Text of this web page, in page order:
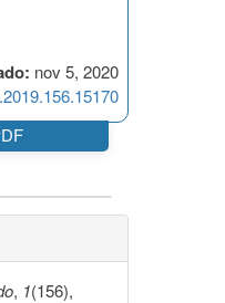
nov 5, 2020
, 1(156),